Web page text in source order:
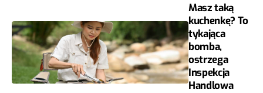
Masz taką
kuchenkę? To
tykająca
bomba,
ostrzega
Inspekcja
Handlowa